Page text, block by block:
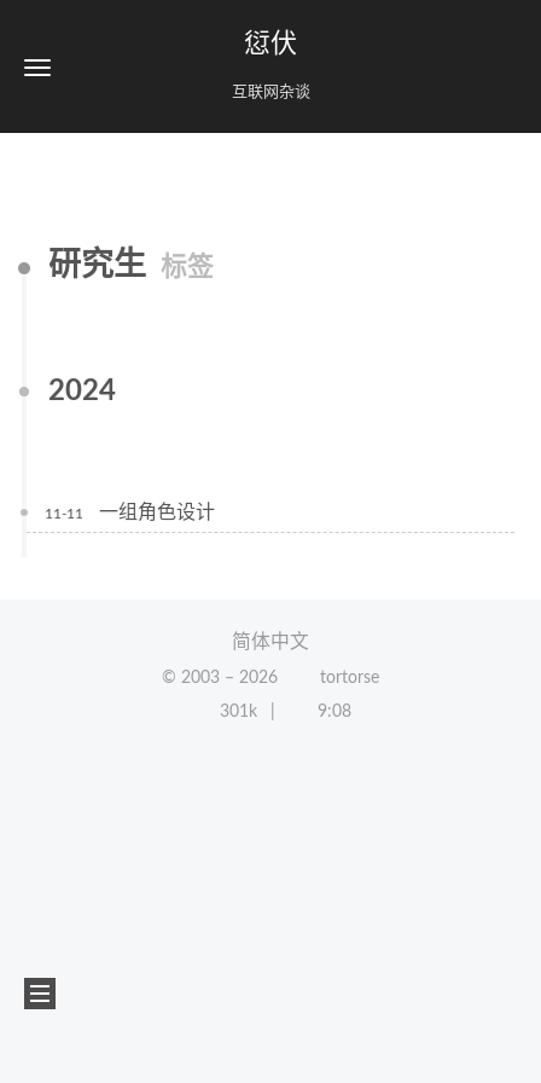
愆伏
互联网杂谈
研究生 标签
2024
11-11 一组角色设计
简体中文
© 2003 – 2026
tortorse
301k
9:08